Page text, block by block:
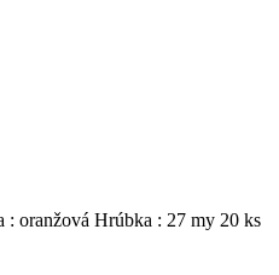
oranžová Hrúbka : 27 my 20 ks